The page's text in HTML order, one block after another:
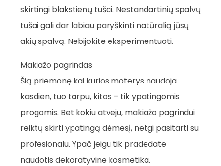
skirtingi blakstienų tušai. Nestandartinių spalvų
tušai gali dar labiau paryškinti natūralią jūsų
akių spalvą. Nebijokite eksperimentuoti.
Makiažo pagrindas
Šią priemonę kai kurios moterys naudoja
kasdien, tuo tarpu, kitos – tik ypatingomis
progomis. Bet kokiu atveju, makiažo pagrindui
reiktų skirti ypatingą dėmesį, netgi pasitarti su
profesionalu. Ypač jeigu tik pradedate
naudotis dekoratyvine kosmetika.